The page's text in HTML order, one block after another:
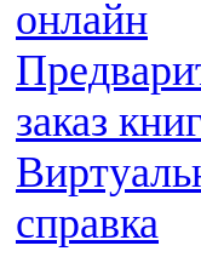
онлайн
заказ
справка